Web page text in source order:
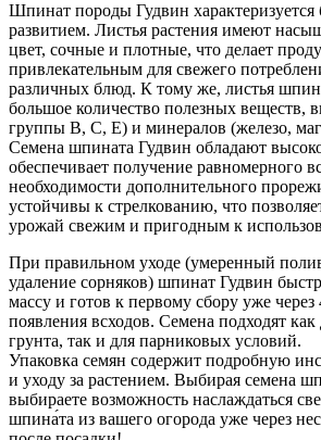
Шпинат породы Гудвин
развитием. Листья растения имеют
цвет, сочные и плотные, что делает
привлекательным для свежего
различных блюд. К тому же, листья
большое количество полезных веществ,
группы B, C, E) и минералов (железо,
Семена шпината Гудвин обладают
обеспечивает получение равномерного
необходимости дополнительного
устойчивы к стрелкованию, что
урожай свежим и пригодным к
При правильном уходе (умеренный
удаление сорняков) шпинат Гудвин
массу и готов к первому сбору уже через
появления всходов. Семена подходят как
грунта, так и для парниковых условий.
Упаковка семян содержит подробную
и уходу за растением. Выбирая семена
выбираете возможность наслаждаться
шпина́та из вашего огорода уже через